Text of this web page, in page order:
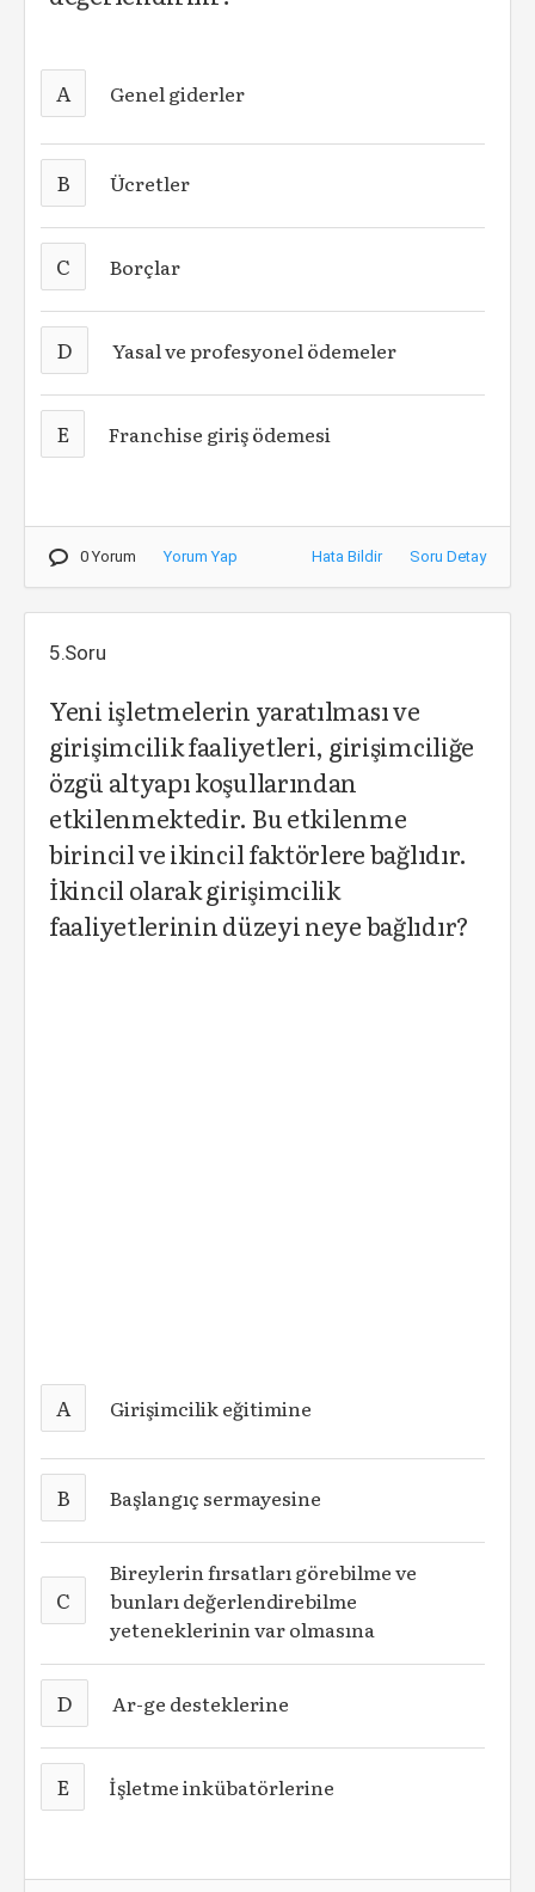
A Genel giderler
B Ücretler
C Borçlar
D Yasal ve profesyonel ödemeler
E Franchise giriş ödemesi
0 Yorum Yorum Yap Hata Bildir Soru Detay
5.Soru
Yeni işletmelerin yaratılması ve
girişimcilik faaliyetleri, girişimciliğe
özgü altyapı koşullarından
etkilenmektedir. Bu etkilenme
birincil ve ikincil faktörlere bağlıdır.
İkincil olarak girişimcilik
faaliyetlerinin düzeyi neye bağlıdır?
A Girişimcilik eğitimine
B Başlangıç sermayesine
C
Bireylerin fırsatları görebilme ve
bunları değerlendirebilme
yeteneklerinin var olmasına
D Ar-ge desteklerine
E İşletme inkübatörlerine